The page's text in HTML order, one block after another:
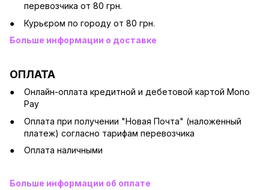
перевозчика от 80 грн.
Курьєром по городу от 80 грн.
Больше информации о доставке
ОПЛАТА
Онлайн-оплата кредитной и дебетовой картой Mono
Pay
Оплата при получении "Новая Почта" (наложенный
платеж) согласно тарифам перевозчика
Оплата наличными
Больше информации об оплате